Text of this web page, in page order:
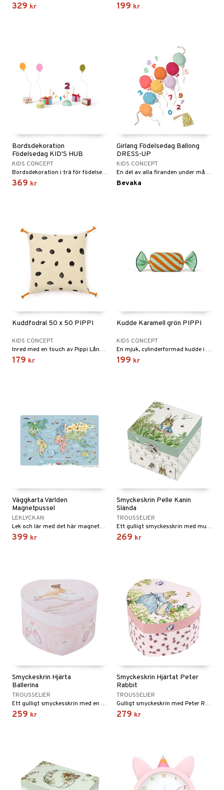
329 kr 199 kr
Bordsdekoration
Födelsedag KID'S HUB
KIDS CONCEPT
Bordsdekoration i trä för födelsedagar och annat!
369 kr
Girlang Födelsedag Ballong
DRESS-UP
KIDS CONCEPT
En del av alla firanden under många år framöver.
Bevaka
Kuddfodral 50 x 50 PIPPI
KIDS CONCEPT
Inred med en touch av Pippi Långstrump i ditt hem.
179 kr
Kudde Karamell grön PIPPI
KIDS CONCEPT
En mjuk, cylinderformad kudde i en härlig färg!
199 kr
Väggkarta Världen
Magnetpussel
LEKLYCKAN
Lek och lär med det här magnetpusslet!
399 kr
Smyckeskrin Pelle Kanin
Slända
TROUSSELIER
Ett gulligt smyckesskrin med musik.
269 kr
Smyckeskrin Hjärta
Ballerina
TROUSSELIER
Ett gulligt smyckesskrin med en dansande ballerina.
259 kr
Smyckeskrin Hjärtat Peter
Rabbit
TROUSSELIER
Gulligt smyckeskrin med Peter Rabbit.
279 kr